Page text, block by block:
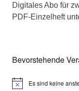
Digitales Abo für
PDF-Einzelheft
Bevorstehende
HinweisEs sind keine